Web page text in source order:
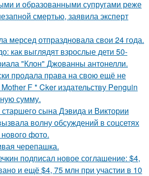
и образованными супругами реже
смертью, заявила эксперт
мерсед отпраздновала свои 24 года.
как выглядят взрослые дети 50-
"Клон" Джованны антонелли.
продала права на свою ещё не
F * Cker издательству Penguin
сумму.
сына Дэвида и Виктории
волну обсуждений в соцсетях
фото.
черепашка.
подписал новое соглашение: $4,
и ещё $4, 75 млн при участии в 10